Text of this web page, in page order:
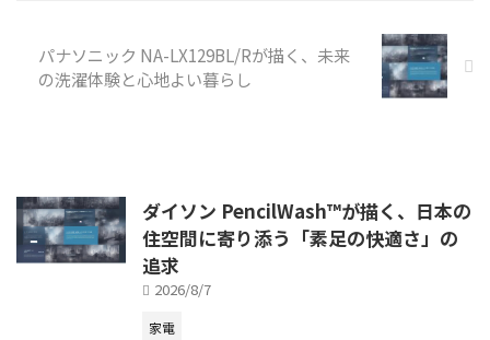
パナソニック NA-LX129BL/Rが描く、未来
の洗濯体験と心地よい暮らし
ダイソン PencilWash™が描く、日本の
住空間に寄り添う「素足の快適さ」の
追求
2026/8/7
家電